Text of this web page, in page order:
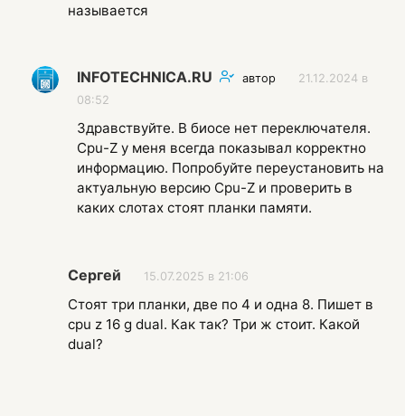
называется
INFOTECHNICA.RU автор
21.12.2024 в
08:52
Здравствуйте. В биосе нет переключателя.
Cpu-Z у меня всегда показывал корректно
информацию. Попробуйте переустановить на
актуальную версию Cpu-Z и проверить в
каких слотах стоят планки памяти.
Сергей 15.07.2025 в 21:06
Стоят три планки, две по 4 и одна 8. Пишет в
cpu z 16 g dual. Как так? Три ж стоит. Какой
dual?